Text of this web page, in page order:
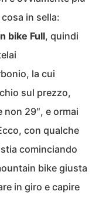
in sella:
bike Full, quindi
la cui
sul prezzo,
non 29″, e ormai
con qualche
cominciando
bike giusta
in giro e capire